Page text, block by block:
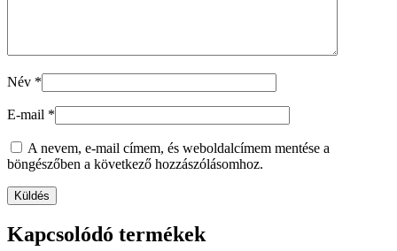
Név *
E-mail *
A nevem, e-mail címem, és weboldalcímem mentése a
böngészőben a következő hozzászólásomhoz.
Kapcsolódó termékek